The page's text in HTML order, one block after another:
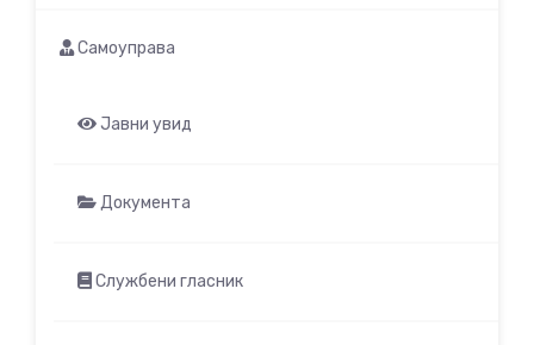
Самоуправа
Јавни увид
Документа
Службени гласник